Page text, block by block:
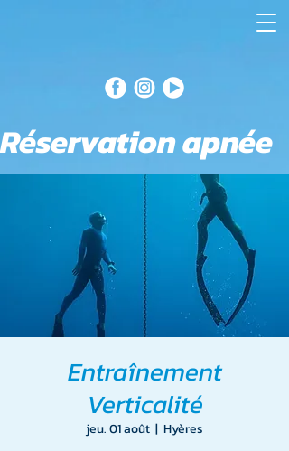
Réservation apnée
Entraînement
Verticalité
jeu. 01 août
  |
Hyères